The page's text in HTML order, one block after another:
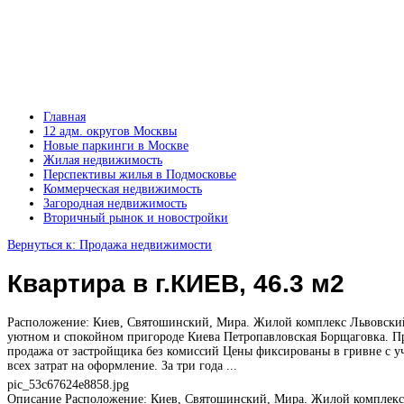
Главная
12 адм. округов Москвы
Новые паркинги в Москве
Жилая недвижимость
Перспективы жилья в Подмосковье
Коммерческая недвижимость
Загородная недвижимость
Вторичный рынок и новостройки
Вернуться к: Продажа недвижимости
Квартира в г.КИЕВ, 46.3 м2
Расположение: Киев, Святошинский, Мира. Жилой комплекс
уютном и спокойном пригороде Киева Петропавловская Борщаговка.
продажа от застройщика без комиссий Цены фиксированы в гривне с
всех затрат на оформление. За три года ...
pic_53c67624e8858.jpg
Описание Расположение: Киев, Святошинский, Мира. Жилой комплекс